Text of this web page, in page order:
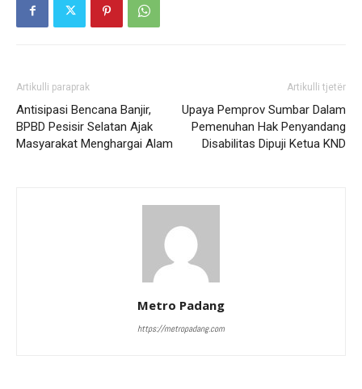
Artikulli paraprak
Antisipasi Bencana Banjir,
BPBD Pesisir Selatan Ajak
Masyarakat Menghargai Alam
Artikulli tjetër
Upaya Pemprov Sumbar Dalam
Pemenuhan Hak Penyandang
Disabilitas Dipuji Ketua KND
Metro Padang
https://metropadang.com